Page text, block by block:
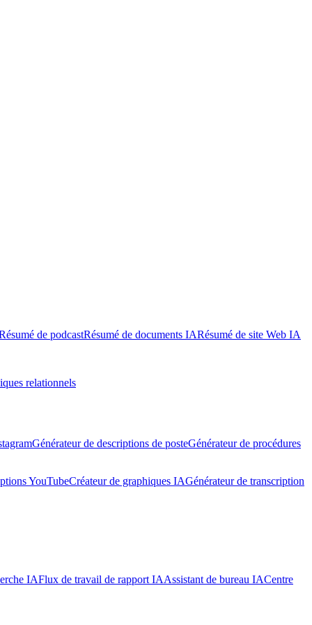
de podcastRésumé de documents IARésumé de site Web IA
relationnels
Générateur de descriptions de posteGénérateur de procédures
YouTubeCréateur de graphiques IAGénérateur de transcription
IAFlux de travail de rapport IAAssistant de bureau IACentre